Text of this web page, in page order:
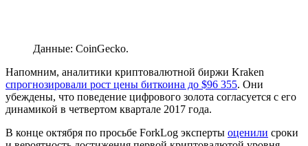
Данные: CoinGecko.
Напомним, аналитики криптовалютной биржи Kraken
спрогнозировали рост цены биткоина до $96 355. Они
убеждены, что поведение цифрового золота согласуется с его
динамикой в четвертом квартале 2017 года.
В конце октября по просьбе ForkLog эксперты оценили сроки